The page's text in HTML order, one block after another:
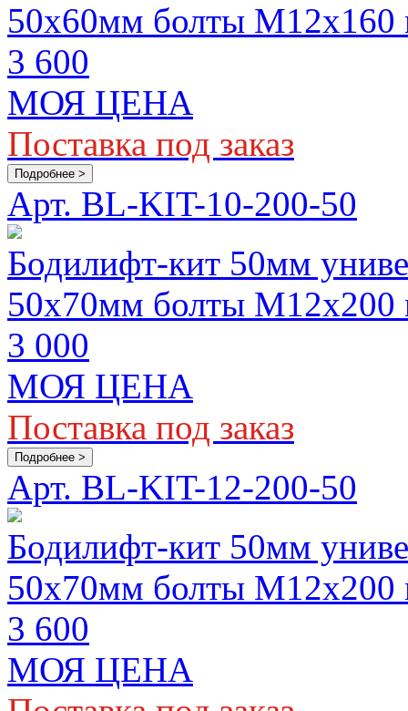
50х60мм болты
3 600
МОЯ ЦЕНА
Поставка под заказ
Подробнее >
Арт. BL-KIT-10-200-50
Бодилифт-кит 50мм
50x70мм болты
3 000
МОЯ ЦЕНА
Поставка под заказ
Подробнее >
Арт. BL-KIT-12-200-50
Бодилифт-кит 50мм
50х70мм болты
3 600
МОЯ ЦЕНА